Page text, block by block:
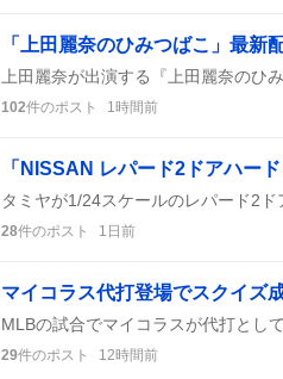
102件のポスト 1時間前
28件のポスト 1日前
29件のポスト 12時間前